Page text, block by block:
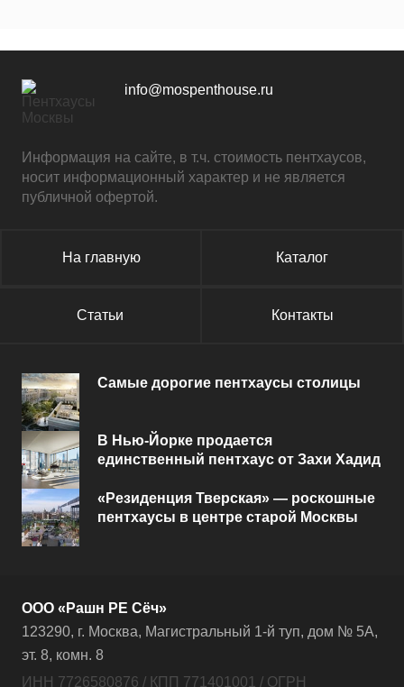
info@mospenthouse.ru
Информация на сайте, в т.ч. стоимость пентхаусов,
носит информационный характер и не является
публичной офертой.
На главную Каталог
Статьи Контакты
Самые дорогие пентхаусы столицы
В Нью-Йорке продается
единственный пентхаус от Захи Хадид
«Резиденция Тверская» — роскошные
пентхаусы в центре старой Москвы
ООО «Рашн РЕ Сёч»
123290, г. Москва, Магистральный 1-й туп, дом № 5А,
эт. 8, комн. 8
ИНН 7726580876 / КПП 771401001 / ОГРН